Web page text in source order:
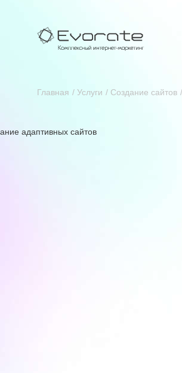
Главная Услуги Создание сайтов